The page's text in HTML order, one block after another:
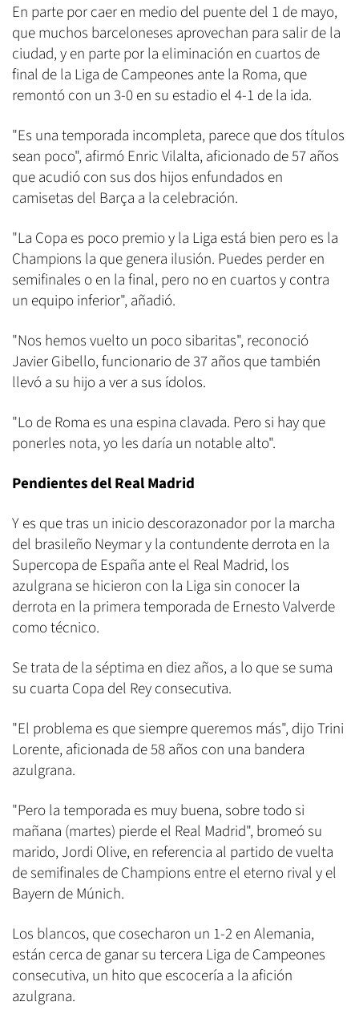
En parte por caer en medio del puente del 1 de mayo,
que muchos barceloneses aprovechan para salir de la
ciudad, y en parte por la eliminación en cuartos de
final de la Liga de Campeones ante la Roma, que
remontó con un 3-0 en su estadio el 4-1 de la ida.
"Es una temporada incompleta, parece que dos títulos
sean poco", afirmó Enric Vilalta, aficionado de 57 años
que acudió con sus dos hijos enfundados en
camisetas del Barça a la celebración.
"La Copa es poco premio y la Liga está bien pero es la
Champions la que genera ilusión. Puedes perder en
semifinales o en la final, pero no en cuartos y contra
un equipo inferior", añadió.
"Nos hemos vuelto un poco sibaritas", reconoció
Javier Gibello, funcionario de 37 años que también
llevó a su hijo a ver a sus ídolos.
"Lo de Roma es una espina clavada. Pero si hay que
ponerles nota, yo les daría un notable alto".
Pendientes del Real Madrid
Y es que tras un inicio descorazonador por la marcha
del brasileño Neymar y la contundente derrota en la
Supercopa de España ante el Real Madrid, los
azulgrana se hicieron con la Liga sin conocer la
derrota en la primera temporada de Ernesto Valverde
como técnico.
Se trata de la séptima en diez años, a lo que se suma
su cuarta Copa del Rey consecutiva.
"El problema es que siempre queremos más", dijo Trini
Lorente, aficionada de 58 años con una bandera
azulgrana.
"Pero la temporada es muy buena, sobre todo si
mañana (martes) pierde el Real Madrid", bromeó su
marido, Jordi Olive, en referencia al partido de vuelta
de semifinales de Champions entre el eterno rival y el
Bayern de Múnich.
Los blancos, que cosecharon un 1-2 en Alemania,
están cerca de ganar su tercera Liga de Campeones
consecutiva, un hito que escocería a la afición
azulgrana.